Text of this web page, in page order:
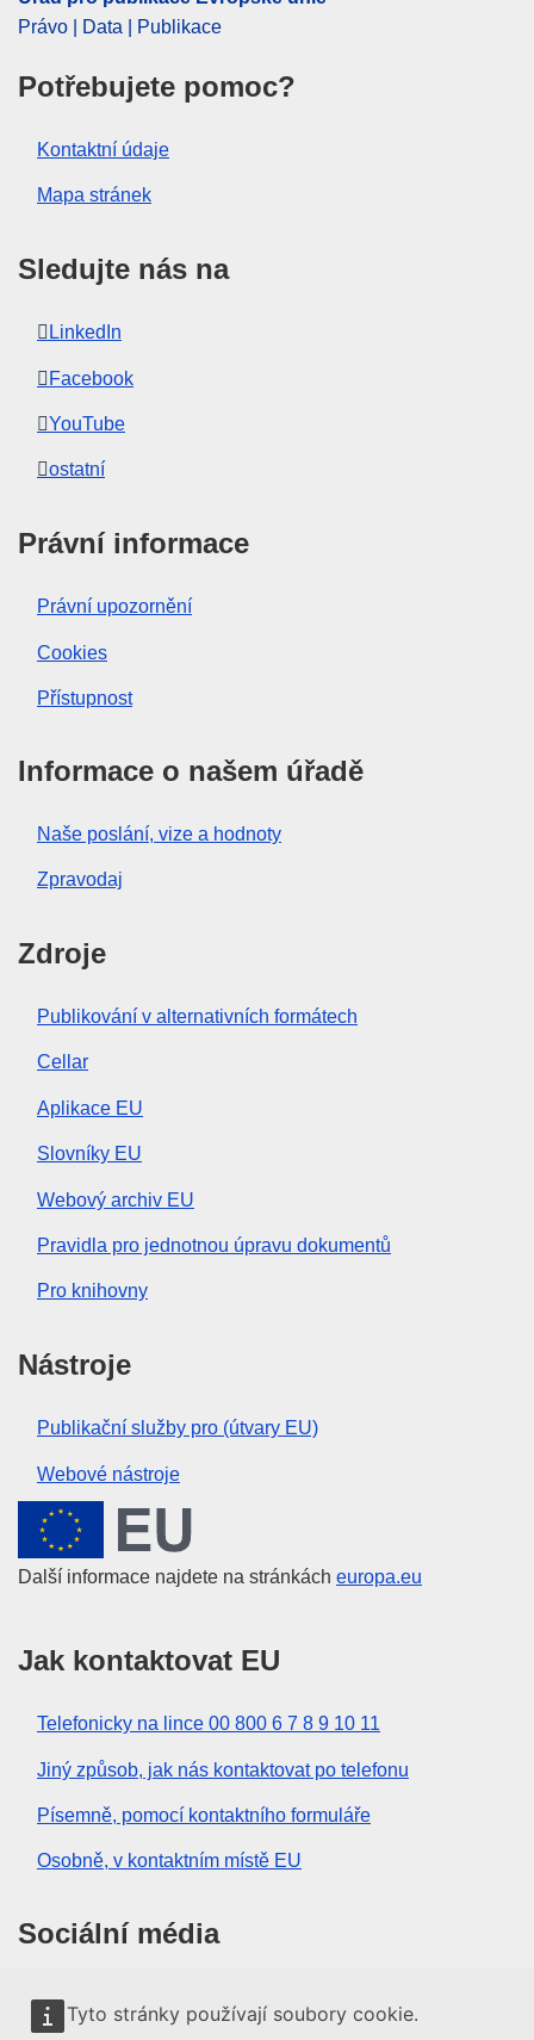
Tyto stránky používají soubory cookie.
Právo | Data | Publikace
Potřebujete pomoc?
Kontaktní údaje
Mapa stránek
Sledujte nás na
LinkedIn
Facebook
YouTube
ostatní
Právní informace
Právní upozornění
Cookies
Přístupnost
Informace o našem úřadě
Naše poslání, vize a hodnoty
Zpravodaj
Zdroje
Publikování v alternativních formátech
Cellar
Aplikace EU
Slovníky EU
Webový archiv EU
Pravidla pro jednotnou úpravu dokumentů
Pro knihovny
Nástroje
Publikační služby pro (útvary EU)
Webové nástroje
Evropská unie
Další informace najdete na stránkách europa.eu
Jak kontaktovat EU
Telefonicky na lince 00 800 6 7 8 9 10 11
Jiný způsob, jak nás kontaktovat po telefonu
Písemně, pomocí kontaktního formuláře
Osobně, v kontaktním místě EU
Sociální média
Vyhledávání informačních kanálů EU v sociálních
médiích